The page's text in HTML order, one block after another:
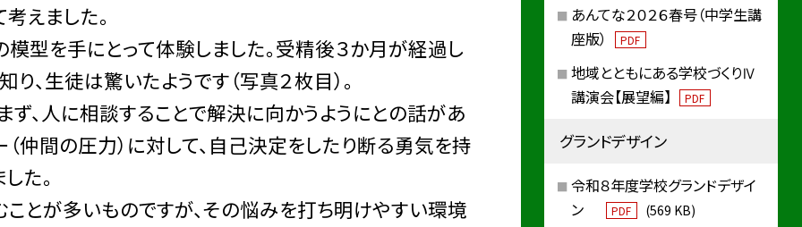
えました。
型を手にとって体験しました。受精後３か月が経過し
、生徒は驚いたようです（写真２枚目）。
、人に相談することで解決に向かうようにとの話があ
（仲間の圧力）に対して、自己決定をしたり断る勇気を持
た。
とが多いものですが、その悩みを打ち明けやすい環境
あんてな２０２６春号（中学生講
座版）
PDF
地域とともにある学校づくりⅣ
講演会【展望編】
PDF
グランドデザイン
令和８年度学校グランドデザイ
ン
PDF (569 KB)